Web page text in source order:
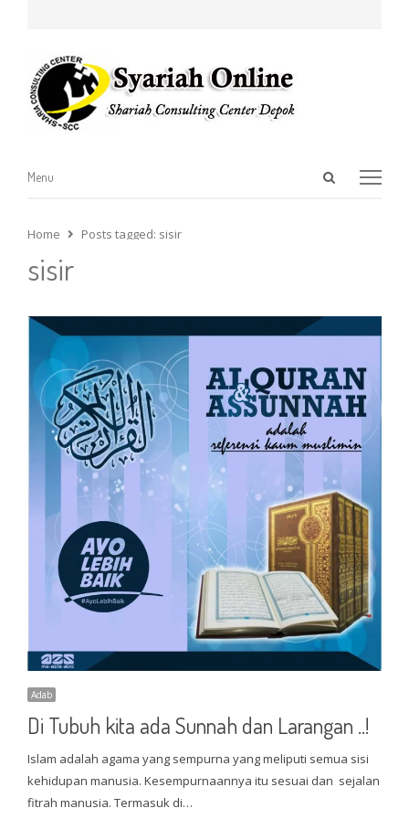
Open
Menu
Menu
Home Posts tagged: sisir
sisir
Adab
Di Tubuh kita ada Sunnah dan Larangan ..!
Islam adalah agama yang sempurna yang meliputi semua sisi
kehidupan manusia. Kesempurnaannya itu sesuai dan sejalan
fitrah manusia. Termasuk di…